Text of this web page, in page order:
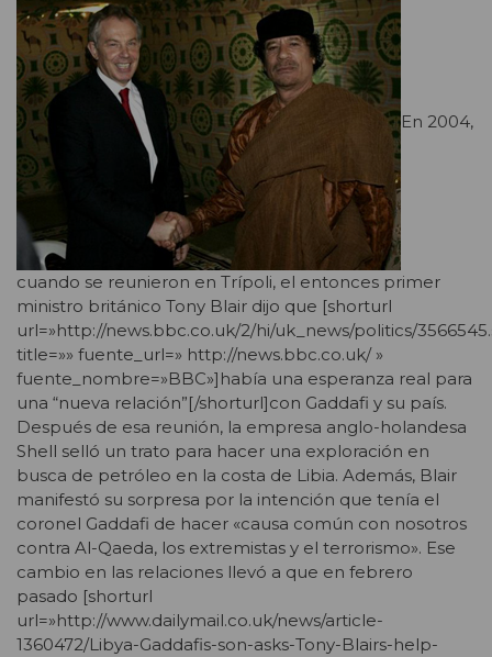
En 2004,
cuando se reunieron en Trípoli, el entonces primer
ministro británico Tony Blair dijo que [shorturl
url=»http://news.bbc.co.uk/2/hi/uk_news/politics/
title=»» fuente_url=» http://news.bbc.co.uk/ »
fuente_nombre=»BBC»]había una esperanza real para
una “nueva relación”[/shorturl]con Gaddafi y su país.
Después de esa reunión, la empresa anglo-holandesa
Shell selló un trato para hacer una exploración en
busca de petróleo en la costa de Libia. Además, Blair
manifestó su sorpresa por la intención que tenía el
coronel Gaddafi de hacer «causa común con nosotros
contra Al-Qaeda, los extremistas y el terrorismo». Ese
cambio en las relaciones llevó a que en febrero
pasado [shorturl
url=»http://www.dailymail.co.uk/news/article-
1360472/Libya-Gaddafis-son-asks-Tony-Blairs-help-